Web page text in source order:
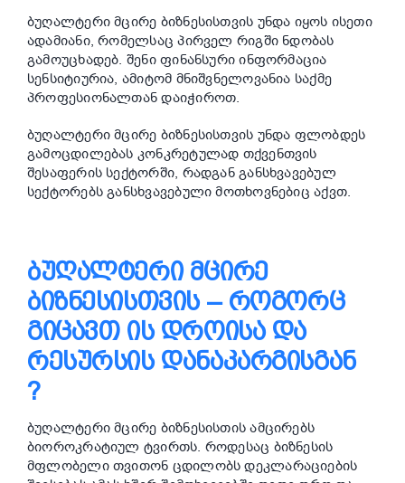
ბუღალტერი მცირე ბიზნესისთვის უნდა იყოს ისეთი
ადამიანი, რომელსაც პირველ რიგში ნდობას
გამოუცხადებ. შენი ფინანსური ინფორმაცია
სენსიტიურია, ამიტომ მნიშვნელოვანია საქმე
პროფესიონალთან დაიჭიროთ.
ბუღალტერი მცირე ბიზნესისთვის უნდა ფლობდეს
გამოცდილებას კონკრეტულად თქვენთვის
შესაფერის სექტორში, რადგან განსხვავებულ
სექტორებს განსხვავებული მოთხოვნებიც აქვთ.
ᲑᲣᲦᲐᲚᲢᲔᲠᲘ ᲛᲪᲘᲠᲔ
ᲑᲘᲖᲜᲔᲡᲘᲡᲗᲕᲘᲡ – ᲠᲝᲒᲝᲠᲪ
ᲒᲘᲪᲐᲕᲗ ᲘᲡ ᲓᲠᲝᲘᲡᲐ ᲓᲐ
ᲠᲔᲡᲣᲠᲡᲘᲡ ᲓᲐᲜᲐᲙᲐᲠᲒᲘᲡᲒᲐᲜ
?
ბუღალტერი მცირე ბიზნესისთის ამცირებს
ბიოროკრატიულ ტვირთს. როდესაც ბიზნესის
მფლობელი თვითონ ცდილობს დეკლარაციების